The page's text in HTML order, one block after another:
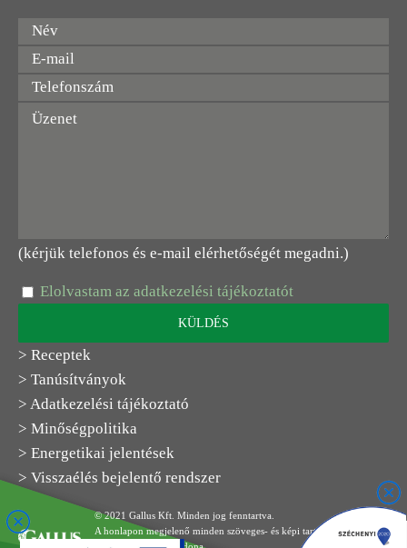
(kérjük telefonos és e-mail elérhetőségét megadni.)
Elolvastam az adatkezelési tájékoztatót
> Receptek
> Tanúsítványok
> Adatkezelési tájékoztató
> Minőségpolitika
> Energetikai jelentések
> Visszaélés bejelentő rendszer
© 2021 Gallus Kft. Minden jog fenntartva.
A honlapon megjelenő minden szöveges- és képi tartalom a Gallus